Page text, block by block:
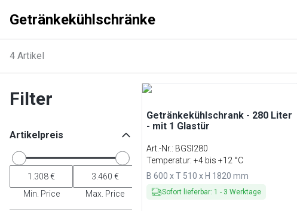
Getränkekühlschränke
4 Artikel
Filter
Artikelpreis
Min. Price Max. Price
Getränkekühlschrank - 280 Liter
- mit 1 Glastür
Art.-Nr.: BGSI280
Temperatur: +4 bis +12 °C
B 600 x T 510 x H 1820 mm
Sofort lieferbar: 1 - 3 Werktage